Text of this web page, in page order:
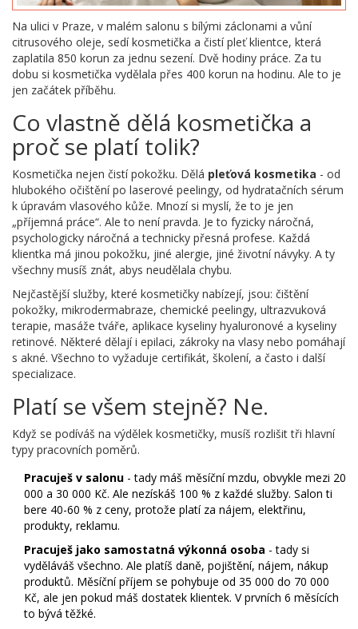
Na ulici v Praze, v malém salonu s bílými záclonami a vůní
citrusového oleje, sedí kosmetička a čistí pleť klientce, která
zaplatila 850 korun za jednu sezení. Dvě hodiny práce. Za tu
dobu si kosmetička vydělala přes 400 korun na hodinu. Ale to je
jen začátek příběhu.
Co vlastně dělá kosmetička a
proč se platí tolik?
Kosmetička nejen čistí pokožku. Dělá pleťová kosmetika - od
hlubokého očištění po laserové peelingy, od hydratačních sérum
k úpravám vlasového kůže. Mnozí si myslí, že to je jen
„příjemná práce“. Ale to není pravda. Je to fyzicky náročná,
psychologicky náročná a technicky přesná profese. Každá
klientka má jinou pokožku, jiné alergie, jiné životní návyky. A ty
všechny musíš znát, abys neudělala chybu.
Nejčastější služby, které kosmetičky nabízejí, jsou: čištění
pokožky, mikrodermabraze, chemické peelingy, ultrazvuková
terapie, masáže tváře, aplikace kyseliny hyaluronové a kyseliny
retinové. Některé dělají i epilaci, zákroky na vlasy nebo pomáhají
s akné. Všechno to vyžaduje certifikát, školení, a často i další
specializace.
Platí se všem stejně? Ne.
Když se podíváš na výdělek kosmetičky, musíš rozlišit tři hlavní
typy pracovních poměrů.
Pracuješ v salonu - tady máš měsíční mzdu, obvykle mezi 20
000 a 30 000 Kč. Ale nezískáš 100 % z každé služby. Salon ti
bere 40-60 % z ceny, protože platí za nájem, elektřinu,
produkty, reklamu.
Pracuješ jako samostatná výkonná osoba - tady si
vyděláváš všechno. Ale platíš daně, pojištění, nájem, nákup
produktů. Měsíční příjem se pohybuje od 35 000 do 70 000
Kč, ale jen pokud máš dostatek klientek. V prvních 6 měsících
to bývá těžké.